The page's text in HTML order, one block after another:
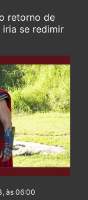
retorno de
iria se redimir
às 06:00